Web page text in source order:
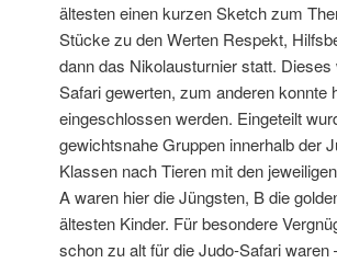
ältesten einen kurzen Sketch zum
Stücke zu den Werten Respekt,
dann das Nikolausturnier statt.
Safari gewerten, zum anderen
eingeschlossen werden. Eingeteilt
gewichtsnahe Gruppen innerhalb der
Klassen nach Tieren mit den
A waren hier die Jüngsten, B die
ältesten Kinder. Für besondere
schon zu alt für die Judo-Safari